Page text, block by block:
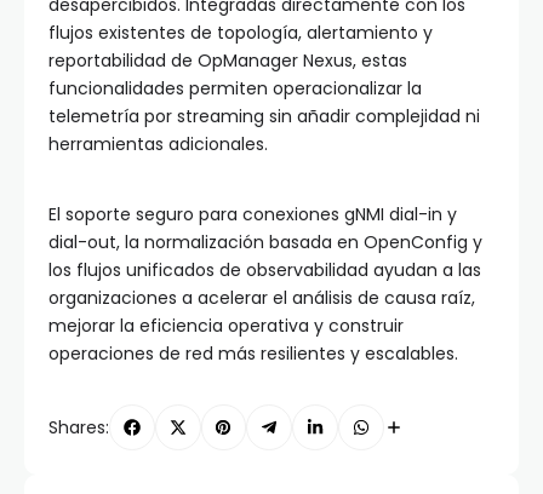
desapercibidos. Integradas directamente con los
flujos existentes de topología, alertamiento y
reportabilidad de OpManager Nexus, estas
funcionalidades permiten operacionalizar la
telemetría por streaming sin añadir complejidad ni
herramientas adicionales.
El soporte seguro para conexiones gNMI dial-in y
dial-out, la normalización basada en OpenConfig y
los flujos unificados de observabilidad ayudan a las
organizaciones a acelerar el análisis de causa raíz,
mejorar la eficiencia operativa y construir
operaciones de red más resilientes y escalables.
Shares: